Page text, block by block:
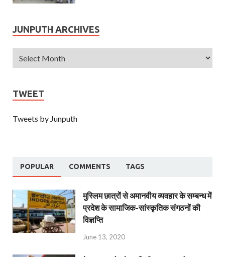
JUNPUTH ARCHIVES
TWEET
Tweets by Junputh
POPULAR COMMENTS TAGS
मुस्लिम छात्रों से अमानवीय व्यवहार के सम्बन्ध में
प्रदेश के सामाजिक-सांस्कृतिक संगठनों की
विज्ञप्ति
June 13, 2020